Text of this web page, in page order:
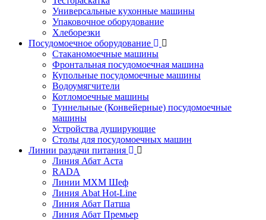
Универсальные кухонные машины
Упаковочное оборудование
Хлеборезки
Посудомоечное оборудование
Стаканомоечные машины
Фронтальная посудомоечная машина
Купольные посудомоечные машины
Водоумягчители
Котломоечные машины
Туннельные (Конвейерные) посудомоечные
машины
Устройства душирующие
Столы для посудомоечных машин
Линии раздачи питания
Линия Абат Аста
RADA
Линии МХМ Шеф
Линия Abat Hot-Line
Линия Абат Патша
Линия Абат Премьер